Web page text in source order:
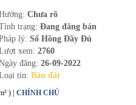
Chưa rõ
trạng: Đang đăng bán
lý: Sổ Hồng Đầy Đủ
xem: 2760
đăng: 26-09-2022
tin: Bán đất
) | CHÍNH CHỦ